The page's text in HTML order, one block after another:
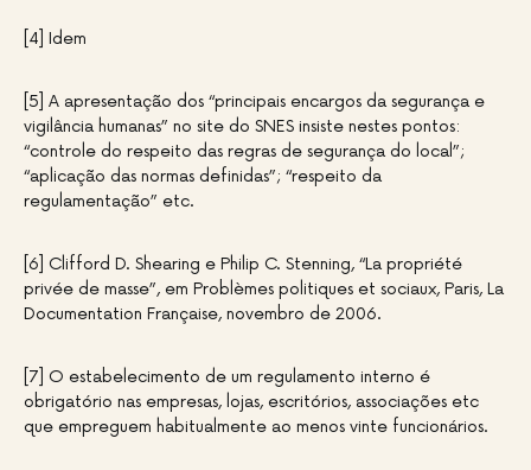
[4] Idem
[5] A apresentação dos “principais encargos da segurança e
vigilância humanas” no site do SNES insiste nestes pontos:
“controle do respeito das regras de segurança do local”;
“aplicação das normas definidas”; “respeito da
regulamentação” etc.
[6] Clifford D. Shearing e Philip C. Stenning, “La propriété
privée de masse”, em Problèmes politiques et sociaux, Paris, La
Documentation Française, novembro de 2006.
[7] O estabelecimento de um regulamento interno é
obrigatório nas empresas, lojas, escritórios, associações etc
que empreguem habitualmente ao menos vinte funcionários.